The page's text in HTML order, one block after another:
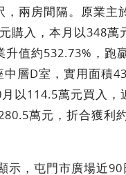
，兩房間隔。原業主
購入，本月以348萬
升值約532.73%，跑
中層D室，實用面積
以114.5萬元買入，
萬元，折合獲利
示，屯門市廣場近